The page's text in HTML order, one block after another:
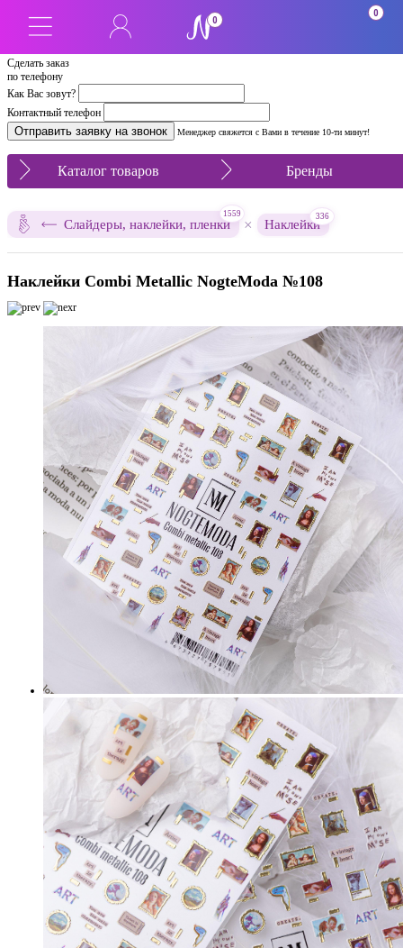
Сделать заказ
по телефону
Как Вас зовут?
Контактный телефон
Менеджер свяжется с Вами в течение 10-ти минут!
0
0
Каталог товаров Бренды
Слайдеры, наклейки, пленки
1559
× Наклейки
336
Наклейки Combi Metallic NogteModa №108